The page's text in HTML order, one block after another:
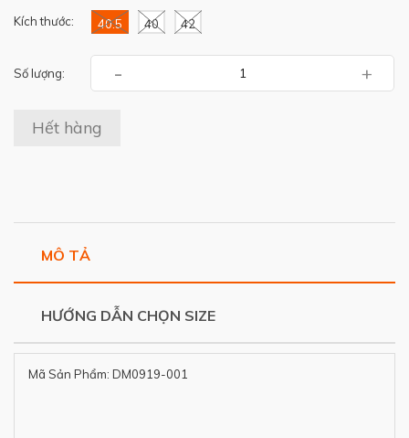
Kích thước: 40.5 40 42
Số lượng: - +
Hết hàng
MÔ TẢ
HƯỚNG DẪN CHỌN SIZE
Mã Sản Phẩm: DM0919-001